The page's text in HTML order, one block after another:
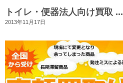
トイレ・便器法人向け買取 ...
2013年11月17日